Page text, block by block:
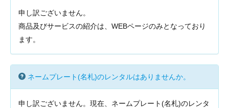
申し訳ございません。
商品及びサービスの紹介は、WEBページのみとなっており
ます。
ネームプレート(名札)のレンタルはありませんか。
申し訳ございません。現在、ネームプレート(名札)のレンタ